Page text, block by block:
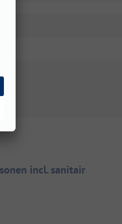
incl. sanitair